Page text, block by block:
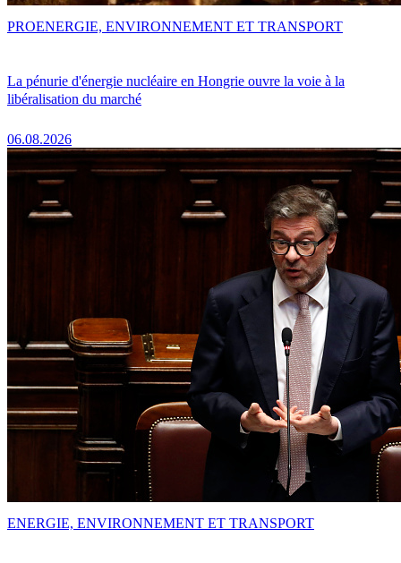
La pénurie d'énergie nucléaire en Hongrie ouvre la voie à la
libéralisation du marché
06.08.2026
PROENERGIE, ENVIRONNEMENT ET TRANSPORT
ENERGIE, ENVIRONNEMENT ET TRANSPORT